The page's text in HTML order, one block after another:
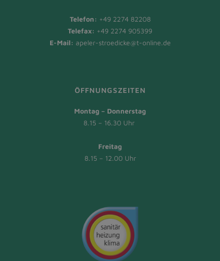
Telefon: +49 2274 82208
Telefax: +49 2274 905399
E-Mail: apeler-stroedicke@t-online.de
ÖFFNUNGSZEITEN
Montag – Donnerstag
8.15 – 16.30 Uhr
Freitag
8.15 – 12.00 Uhr